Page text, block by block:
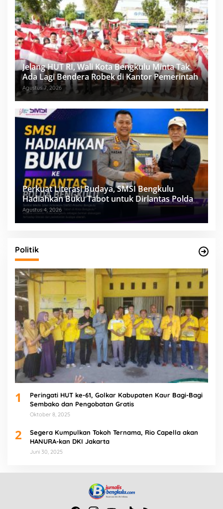
Jelang HUT RI, Wali Kota Bengkulu Minta Tak
Ada Lagi Bendera Robek di Kantor Pemerintah
Agustus 7, 2026
Perkuat Literasi Budaya, SMSI Bengkulu
Hadiahkan Buku Tabot untuk Dirlantas Polda
Agustus 4, 2026
Politik
1
Peringati HUT ke-61, Golkar Kabupaten Kaur Bagi-Bagi
Sembako dan Pengobatan Gratis
Oktober 8, 2025
2
Segera Kumpulkan Tokoh Ternama, Rio Capella akan
HANURA-kan DKI Jakarta
Juni 30, 2025